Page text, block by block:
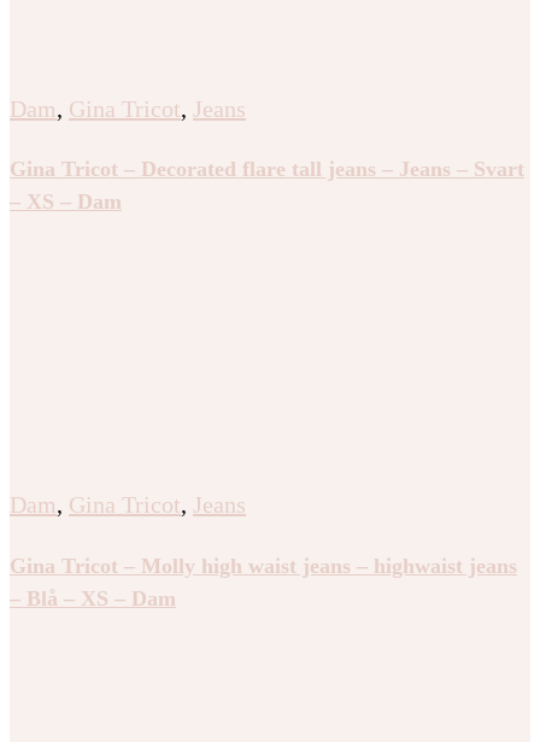
Dam, Gina Tricot, Jeans
Gina Tricot – Decorated flare tall jeans – Jeans – Svart
– XS – Dam
Dam, Gina Tricot, Jeans
Gina Tricot – Molly high waist jeans – highwaist jeans
– Blå – XS – Dam